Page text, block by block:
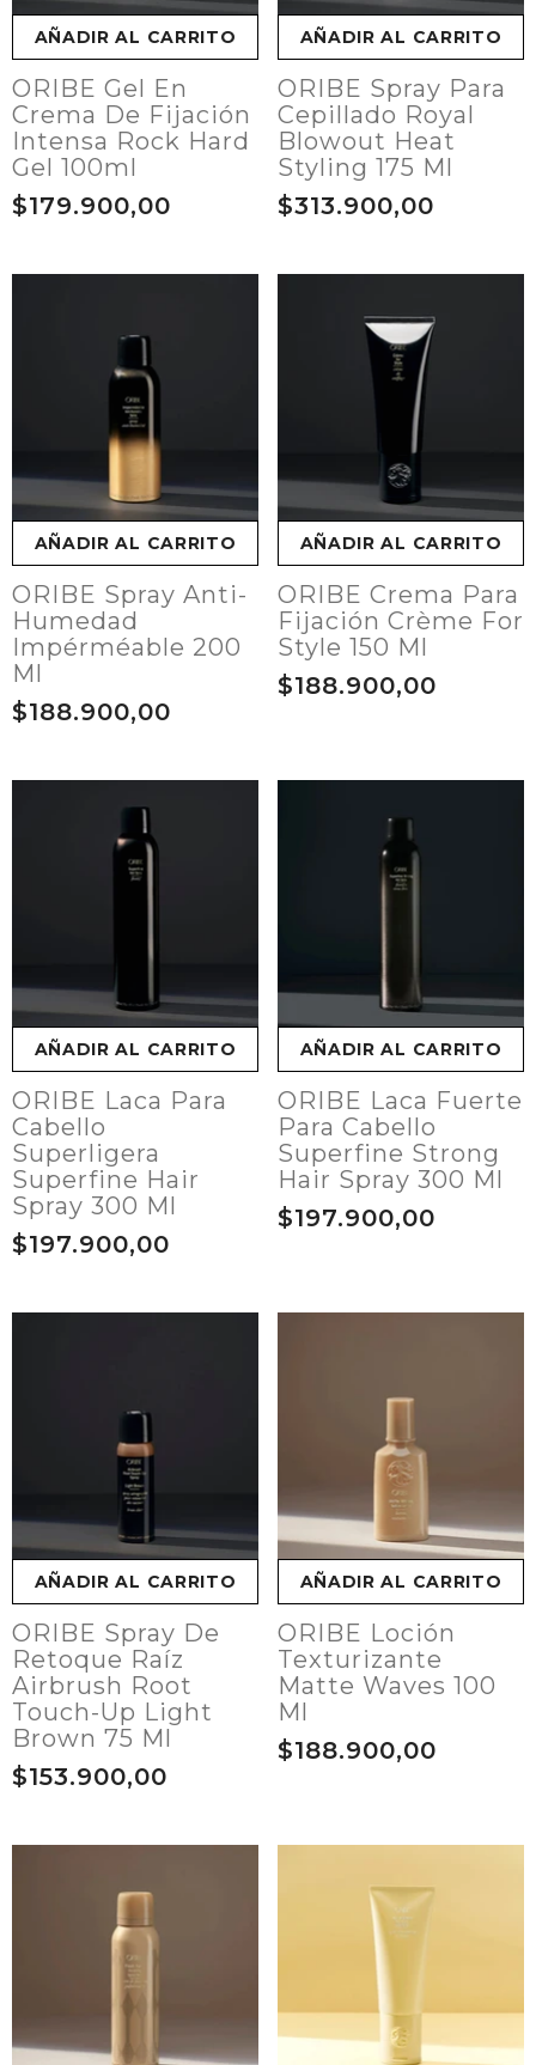
AÑADIR AL CARRITO
ORIBE Gel En
Crema De Fijación
Intensa Rock Hard
Gel 100ml
$179.900,00
AÑADIR AL CARRITO
ORIBE Spray Para
Cepillado Royal
Blowout Heat
Styling 175 Ml
$313.900,00
AÑADIR AL CARRITO
ORIBE Spray Anti-
Humedad
Impérméable 200
Ml
$188.900,00
AÑADIR AL CARRITO
ORIBE Crema Para
Fijación Crème For
Style 150 Ml
$188.900,00
AÑADIR AL CARRITO
ORIBE Laca Para
Cabello
Superligera
Superfine Hair
Spray 300 Ml
$197.900,00
AÑADIR AL CARRITO
ORIBE Laca Fuerte
Para Cabello
Superfine Strong
Hair Spray 300 Ml
$197.900,00
AÑADIR AL CARRITO
ORIBE Spray De
Retoque Raíz
Airbrush Root
Touch-Up Light
Brown 75 Ml
$153.900,00
AÑADIR AL CARRITO
ORIBE Loción
Texturizante
Matte Waves 100
Ml
$188.900,00